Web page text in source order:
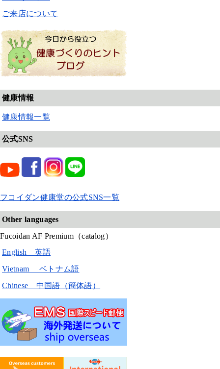
ご来店について
健康情報
健康情報一覧
公式SNS
フコイダン健康堂の公式SNS一覧
Other languages
Fucoidan AF Premium（catalog）
English 英語
Vietnam ベトナム語
Chinese 中国語（簡体語）